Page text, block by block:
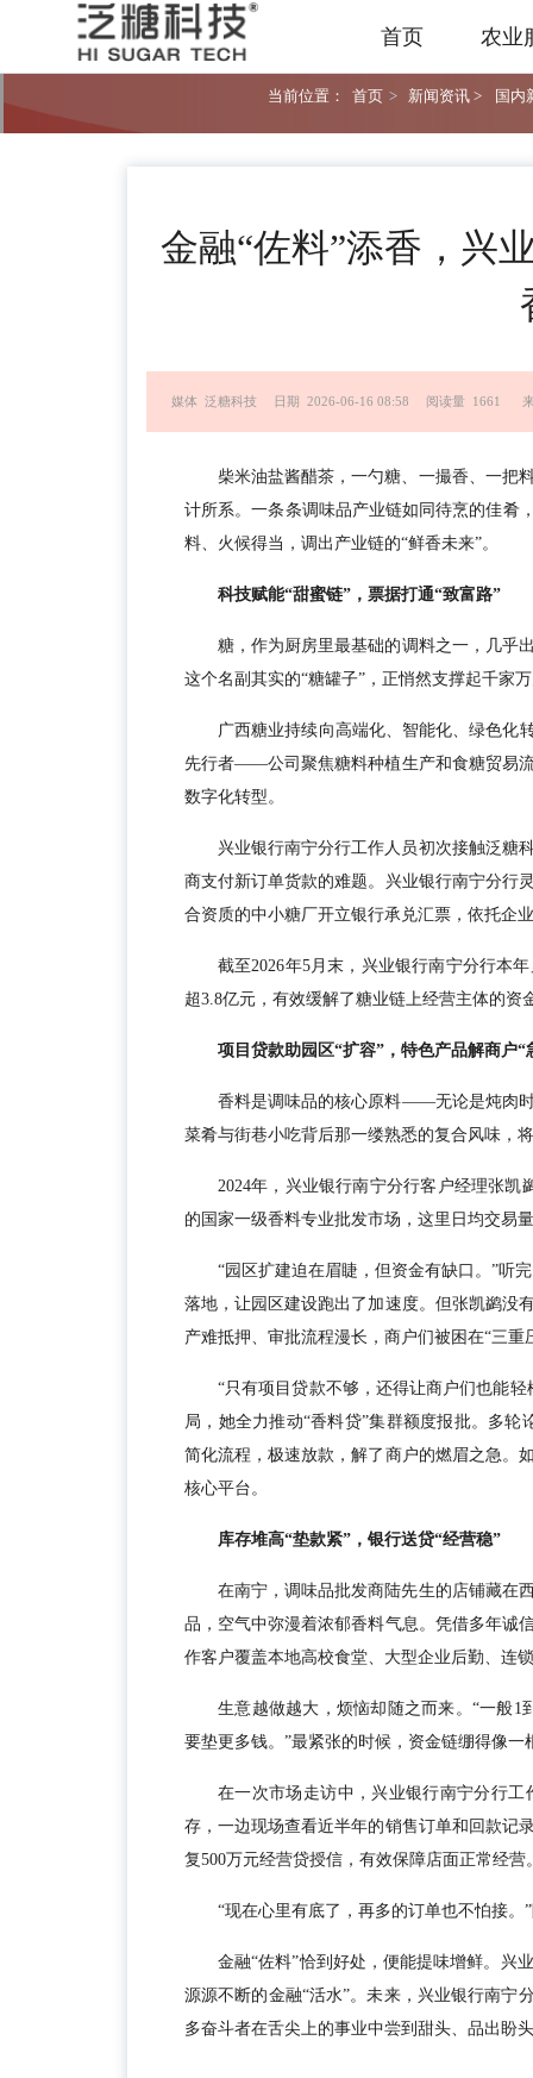
首页 农业
当前位置： 首页 > 新闻资讯 > 国内
金融“佐料”添香，兴
媒体 泛糖科技 日期 2026-06-16 08:58 阅读量 1661
柴米油盐酱醋茶，一勺糖、一撮香、一把
计所系。一条条调味品产业链如同待烹的佳肴
料、火候得当，调出产业链的“鲜香未来”。
科技赋能“甜蜜链”，票据打通“致富路”
糖，作为厨房里最基础的调料之一，几
这个名副其实的“糖罐子”，正悄然支撑起千家
广西糖业持续向高端化、智能化、绿色化
先行者——公司聚焦糖料种植生产和食糖贸易
数字化转型。
兴业银行南宁分行工作人员初次接触泛糖
商支付新订单货款的难题。兴业银行南宁分行
合资质的中小糖厂开立银行承兑汇票，依托企
截至2026年5月末，兴业银行南宁分行本
超3.8亿元，有效缓解了糖业链上经营主体的资
项目贷款助园区“扩容”，特色产品解商户“
香料是调味品的核心原料——无论是炖肉
菜肴与街巷小吃背后那一缕熟悉的复合风味，
2024年，兴业银行南宁分行客户经理张凯
的国家一级香料专业批发市场，这里日均交易
“园区扩建迫在眉睫，但资金有缺口。”听
落地，让园区建设跑出了加速度。但张凯鹢没
产难抵押、审批流程漫长，商户们被困在“三重
“只有项目贷款不够，还得让商户们也能
局，她全力推动“香料贷”集群额度报批。多轮
简化流程，极速放款，解了商户的燃眉之急。
核心平台。
库存堆高“垫款紧”，银行送贷“经营稳”
在南宁，调味品批发商陆先生的店铺藏在
品，空气中弥漫着浓郁香料气息。凭借多年诚
作客户覆盖本地高校食堂、大型企业后勤、连
生意越做越大，烦恼却随之而来。“一般1
要垫更多钱。”最紧张的时候，资金链绷得像一
在一次市场走访中，兴业银行南宁分行
存，一边现场查看近半年的销售订单和回款记
复500万元经营贷授信，有效保障店面正常经营
“现在心里有底了，再多的订单也不怕接
金融“佐料”恰到好处，便能提味增鲜。兴
源源不断的金融“活水”。未来，兴业银行南宁
多奋斗者在舌尖上的事业中尝到甜头、品出盼